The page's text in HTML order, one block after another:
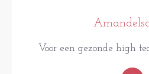
Voor een gezonde high